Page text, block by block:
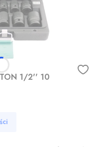
1/2'' 10